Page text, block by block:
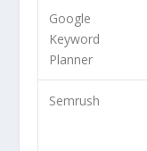
Google
Keyword
Planner
Semrush